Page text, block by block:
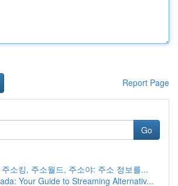
Report Page
Go
소킹, 주소월드, 주소야: 주소 정보를...
Your Guide to Streaming Alternativ...